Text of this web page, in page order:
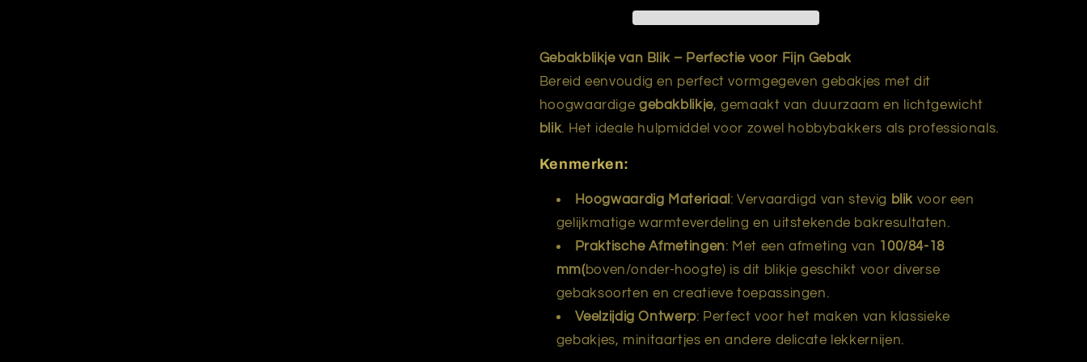
Gebakblikje van Blik – Perfectie voor Fijn Gebak
Bereid eenvoudig en perfect vormgegeven gebakjes met dit
hoogwaardige gebakblikje, gemaakt van duurzaam en lichtgewicht
blik. Het ideale hulpmiddel voor zowel hobbybakkers als professionals.
Kenmerken:
Hoogwaardig Materiaal : Vervaardigd van stevig blik voor een
gelijkmatige warmteverdeling en uitstekende bakresultaten.
Praktische Afmetingen: Met een afmeting van 100/84-18
mm(boven/onder-hoogte) is dit blikje geschikt voor diverse
gebaksoorten en creatieve toepassingen.
Veelzijdig Ontwerp: Perfect voor het maken van klassieke
gebakjes, minitaartjes en andere delicate lekkernijen.